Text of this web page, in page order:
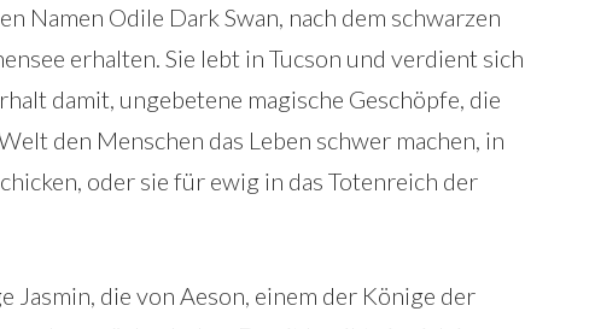
Namen Odile Dark Swan, nach dem schwarzen
erhalten. Sie lebt in Tucson und verdient sich
damit, ungebetene magische Geschöpfe, die
den Menschen das Leben schwer machen, in
oder sie für ewig in das Totenreich der
die von Aeson, einem der Könige der